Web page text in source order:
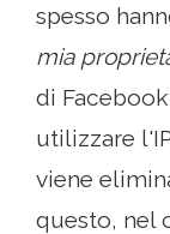
spesso
mia
di
utilizzare
viene
questo, nel